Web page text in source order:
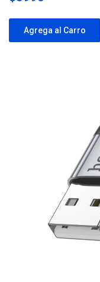
Agrega al Carro